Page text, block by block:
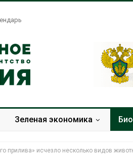
Зеленая экономика
прилива» исчезло несколько видов